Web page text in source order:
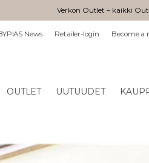
Verkon Outlet – kaikki
News Retailer-login Become a
OUTLET UUTUUDET